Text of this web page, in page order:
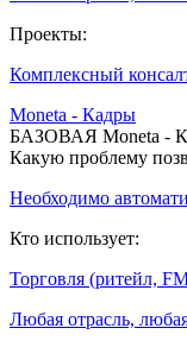
Проекты:
Комплексный
Moneta - Кадры
БАЗОВАЯ Moneta -
Какую проблему
Необходимо
Кто использует:
Торговля (ритейл,
Любая отрасль,